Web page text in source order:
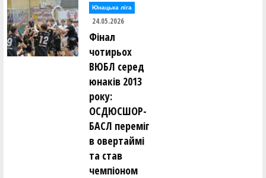
Юнацька ліга
24.05.2026
Фінал
чотирьох
ВЮБЛ серед
юнаків 2013
року:
ОСДЮСШОР-
БАСЛ переміг
в овертаймі
та став
чемпіоном